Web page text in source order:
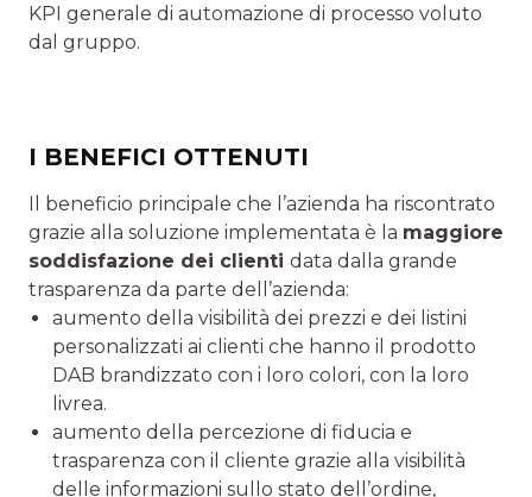
KPI generale di automazione di processo voluto
dal gruppo.
I BENEFICI OTTENUTI
Il beneficio principale che l’azienda ha riscontrato
grazie alla soluzione implementata è la maggiore
soddisfazione dei clienti data dalla grande
trasparenza da parte dell’azienda:
aumento della visibilità dei prezzi e dei listini
personalizzati ai clienti che hanno il prodotto
DAB brandizzato con i loro colori, con la loro
livrea.
aumento della percezione di fiducia e
trasparenza con il cliente grazie alla visibilità
delle informazioni sullo stato dell’ordine,